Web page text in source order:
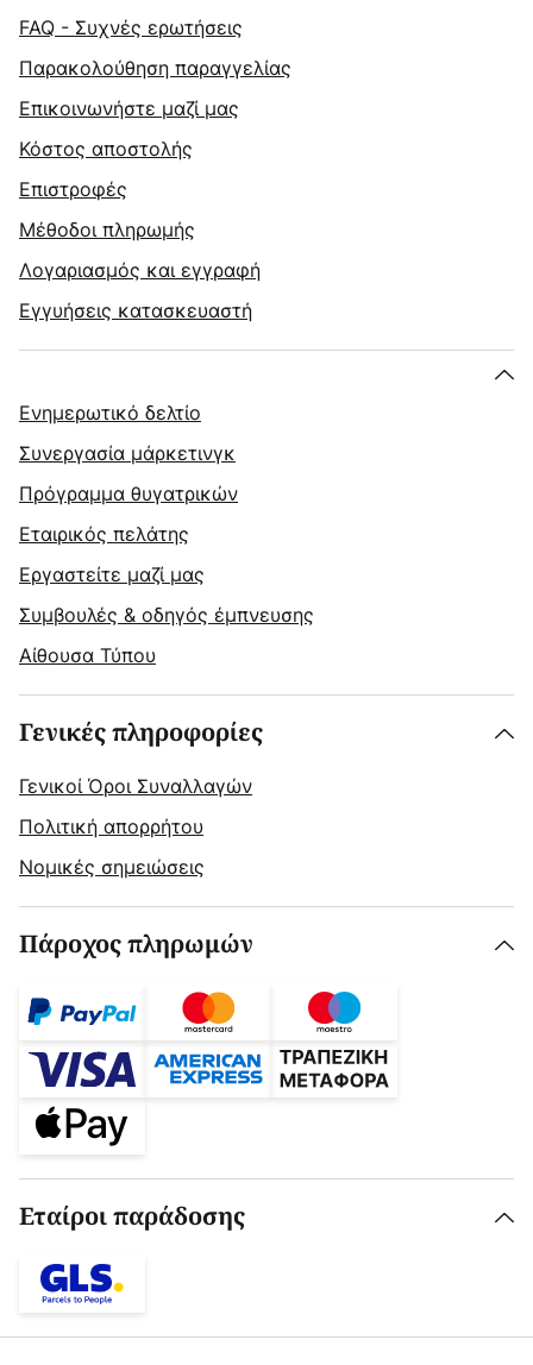
FAQ - Συχνές ερωτήσεις
Παρακολούθηση παραγγελίας
Επικοινωνήστε μαζί μας
Κόστος αποστολής
Επιστροφές
Μέθοδοι πληρωμής
Λογαριασμός και εγγραφή
Εγγυήσεις κατασκευαστή
Ενημερωτικό δελτίο
Συνεργασία μάρκετινγκ
Πρόγραμμα θυγατρικών
Εταιρικός πελάτης
Εργαστείτε μαζί μας
Συμβουλές & οδηγός έμπνευσης
Αίθουσα Τύπου
Γενικές πληροφορίες
Γενικοί Όροι Συναλλαγών
Πολιτική απορρήτου
Νομικές σημειώσεις
Πάροχος πληρωμών
Εταίροι παράδοσης